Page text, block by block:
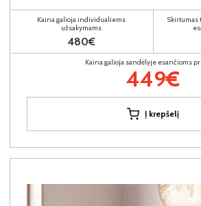
Kaina galioja individualiems
užsakymams
480€
Skirtumas
Kaina galioja sandėlyje esančioms
449€
Į krepšelį